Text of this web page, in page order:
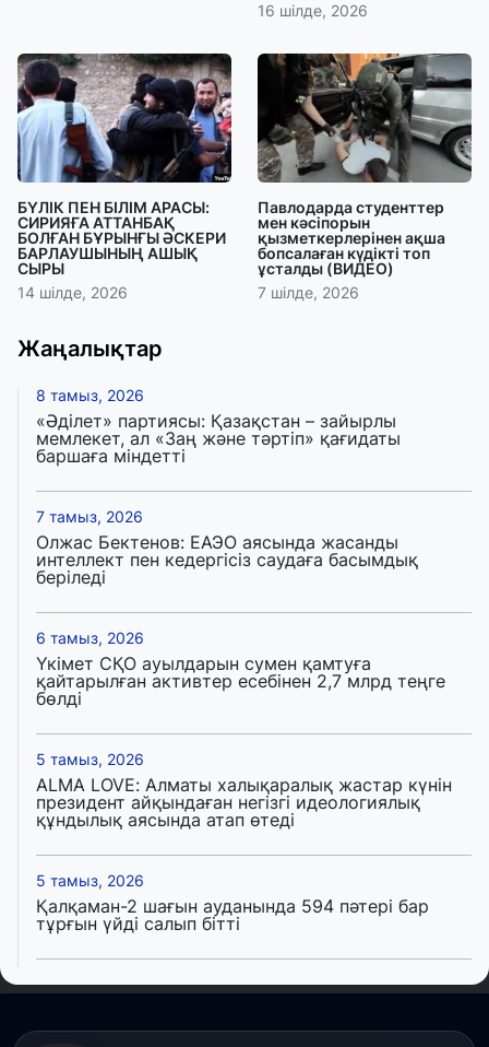
16 шілде, 2026
БҮЛІК ПЕН БІЛІМ АРАСЫ:
СИРИЯҒА АТТАНБАҚ
БОЛҒАН БҰРЫНҒЫ ӘСКЕРИ
БАРЛАУШЫНЫҢ АШЫҚ
СЫРЫ
14 шілде, 2026
Павлодарда студенттер
мен кәсіпорын
қызметкерлерінен ақша
бопсалаған күдікті топ
ұсталды (ВИДЕО)
7 шілде, 2026
Жаңалықтар
8 тамыз, 2026
«Әділет» партиясы: Қазақстан – зайырлы
мемлекет, ал «Заң және тәртіп» қағидаты
баршаға міндетті
7 тамыз, 2026
Олжас Бектенов: ЕАЭО аясында жасанды
интеллект пен кедергісіз саудаға басымдық
беріледі
6 тамыз, 2026
Үкімет СҚО ауылдарын сумен қамтуға
қайтарылған активтер есебінен 2,7 млрд теңге
бөлді
5 тамыз, 2026
ALMA LOVE: Алматы халықаралық жастар күнін
президент айқындаған негізгі идеологиялық
құндылық аясында атап өтеді
5 тамыз, 2026
Қалқаман-2 шағын ауданында 594 пәтері бар
тұрғын үйді салып бітті
4 тамыз, 2026
артады – Үкімет отырысы